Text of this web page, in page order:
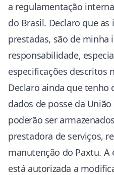
a regulamentação
do Brasil. Declaro que
prestadas, são de minha
responsabilidade,
especificações descritos
Declaro ainda que tenho
dados de posse da
poderão ser
prestadora de serviços,
manutenção do Paxtu. A
está autorizada a